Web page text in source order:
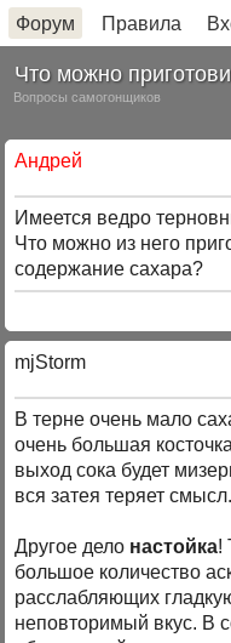
Форум Правила
Что можно
Вопросы самогонщиков
Андрей
Имеется ведро
Что можно из него
содержание сахара?
mjStоrm
В терне очень мало
очень большая
выход сока будет
вся затея теряет смысл.
Другое дело настойка!
большое количество
расслабляющих
неповторимый вкус. В